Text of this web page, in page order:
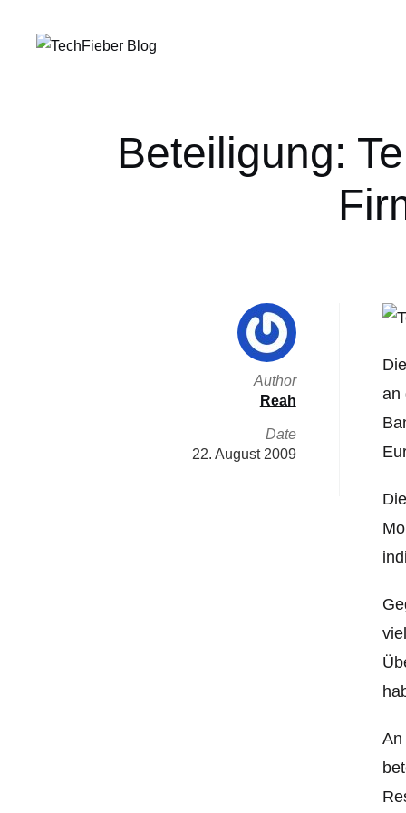
Beteiligung:
an
An
Author
Reah
Date
22. August 2009